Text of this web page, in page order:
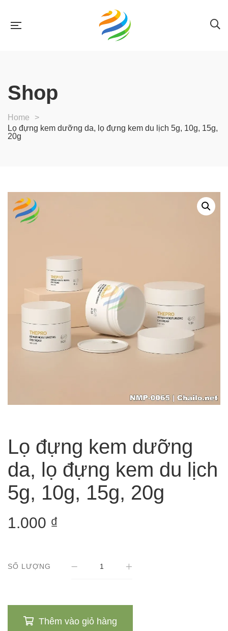
Shop
Home
>
Lọ đựng kem dưỡng da, lọ đựng kem du lịch 5g, 10g, 15g,
20g
Lọ đựng kem dưỡng
da, lọ đựng kem du lịch
5g, 10g, 15g, 20g
1.000 ₫
SỐ LƯỢNG
Thêm vào giỏ hàng